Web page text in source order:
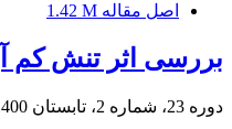
اصل مقاله 1.42 M
بررسی اثر تنش کم
دوره 23، شماره 2، تابستان 1400، صفحه